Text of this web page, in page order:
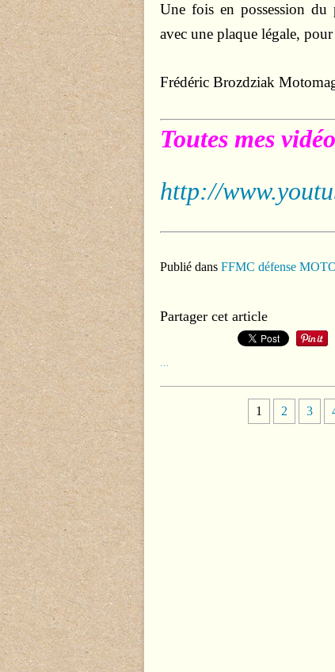
Une fois en possession du
avec une plaque légale,
Frédéric Brozdziak
Toutes mes
http://
Publié dans FFMC défense
Partager cet article
1 2 3